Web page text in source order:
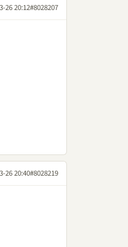
26 20:12#8028207
26 20:40#8028219